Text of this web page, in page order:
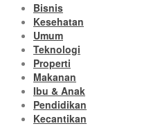
Bisnis
Kesehatan
Umum
Teknologi
Properti
Makanan
Ibu & Anak
Pendidikan
Kecantikan